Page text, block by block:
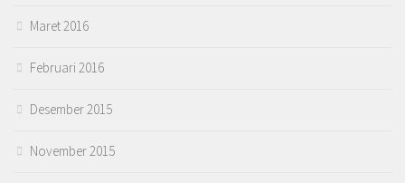
Maret 2016
Februari 2016
Desember 2015
November 2015